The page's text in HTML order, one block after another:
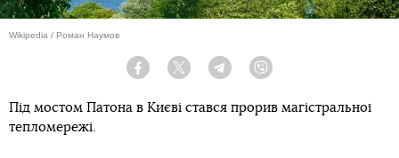
Wikipedia / Роман Наумов
Facebook Twitter Telegram
Під мостом Патона в Києві стався прорив магістральної
тепломережі.